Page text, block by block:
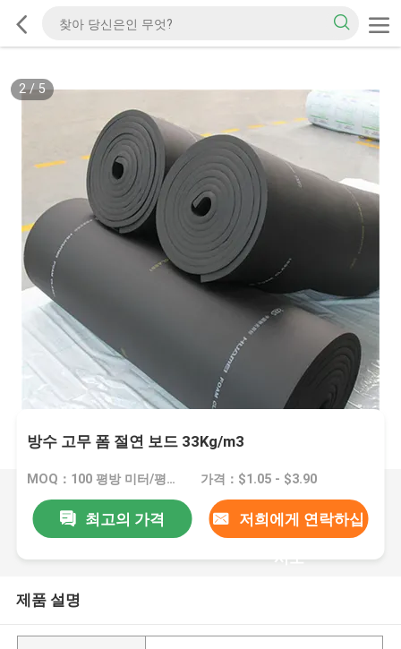
2/5
방수 고무 폼 절연 보드 33Kg/m3
MOQ：100 평방 미터/평방 미터 가격：$1.05 - $3.90
최고의 가격 저희에게 연락하십
시오
제품 설명